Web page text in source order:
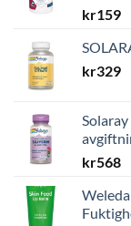
kr159
kr329
kr568